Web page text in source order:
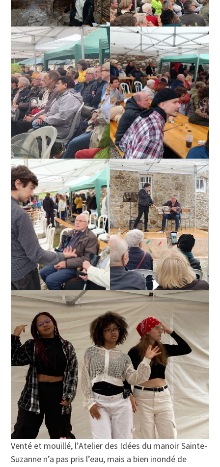
Venté et mouillé, l’Atelier des Idées du manoir Sainte-
Suzanne n’a pas pris l’eau, mais a bien inondé de